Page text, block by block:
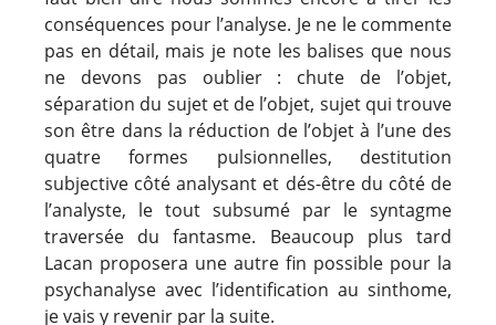
conséquences pour l’analyse. Je ne le commente
pas en détail, mais je note les balises que nous
ne devons pas oublier : chute de l’objet,
séparation du sujet et de l’objet, sujet qui trouve
son être dans la réduction de l’objet à l’une des
quatre formes pulsionnelles, destitution
subjective côté analysant et dés-être du côté de
l’analyste, le tout subsumé par le syntagme
traversée du fantasme. Beaucoup plus tard
Lacan proposera une autre fin possible pour la
psychanalyse avec l’identification au sinthome,
je vais y revenir par la suite.